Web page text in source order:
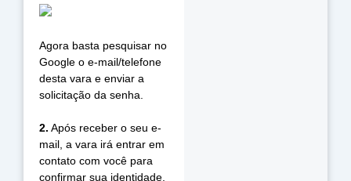
Agora basta pesquisar no
Google o e-mail/telefone
desta vara e enviar a
solicitação da senha.
2. Após receber o seu e-
mail, a vara irá entrar em
contato com você para
confirmar sua identidade,